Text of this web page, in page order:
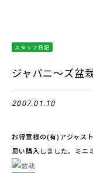
スタッフ日記
ジャパニ〜ズ盆
2007.01.10
お得意様の(有)アジャス
思い購入しました。ミニ